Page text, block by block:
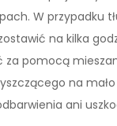
W przypadku
na kilka
pomocą
na
ani